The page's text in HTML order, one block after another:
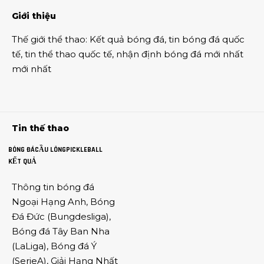
Giới thiệu
Thế giới thể thao: Kết quả bóng đá, tin bóng đá quốc
tế, tin thể thao quốc tế, nhận định bóng đá mới nhất
mới nhất
Tin thế thao
BÓNG ĐÁCẦU LÔNGPICKLEBALL
KẾT QUẢ
Thông tin bóng đá
Ngoại Hạng Anh, Bóng
Đá Đức (Bungdesliga),
Bóng đá Tây Ban Nha
(LaLiga), Bóng đá Ý
(SerieA), Giải Hạng Nhất